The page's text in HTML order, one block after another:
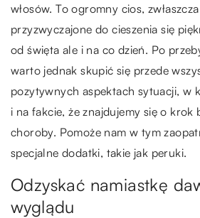
włosów. To ogromny cios,
przyzwyczajone do cieszenia się
od święta ale i na co dzień. Po
warto jednak skupić się przede
pozytywnych aspektach sytuacji, w
i na fakcie, że znajdujemy się o krok
choroby. Pomoże nam w tym
specjalne dodatki, takie jak peruki.
Odzyskać namiastkę
wyglądu